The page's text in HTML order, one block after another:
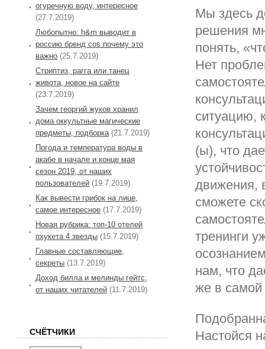
Мы здесь
решения
понять,
Нет
ситуацию,
(ы), что
движения,
сможете
тренинги
нам, что
же в самой
Настойся
огуречную воду, интересное
(27.7.2019)
Любопытно: h&m выводит в
россию бренд cos почему это
важно (25.7.2019)
Стриптиз, рагга или танец
живота, новое на сайте
(23.7.2019)
Зачем георгий жуков хранил
дома оккультные магические
предметы, подборка (21.7.2019)
Погода и температура воды в
акабе в начале и конце мая
сезон 2019, от наших
пользователей (19.7.2019)
Как вывести грибок на лице,
самое интересное (17.7.2019)
Новая рубрика: топ-10 отелей
пхукета 4 звезды (15.7.2019)
Главные составляющие,
секреты (13.7.2019)
Доход билла и мелинды гейтс,
от наших читателей (11.7.2019)
СЧЁТЧИКИ